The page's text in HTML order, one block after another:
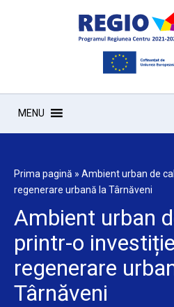
MENU
Prima pagină » Ambient urban de
regenerare urbană la Târnăveni
Ambient urban
printr-o
regenerare
Târnăveni